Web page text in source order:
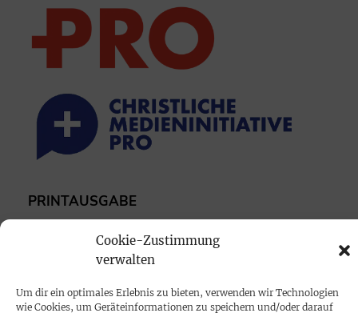
Cookie-Zustimmung
verwalten
Um dir ein optimales Erlebnis zu bieten, verwenden wir Technologien
wie Cookies, um Geräteinformationen zu speichern und/oder darauf
PRINTAUSGABE
Impressum